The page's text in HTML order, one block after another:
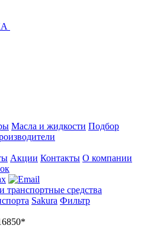
Масла и жидкости Подбор
Акции Контакты О компании
транспортные средства
Sakura Фильтр